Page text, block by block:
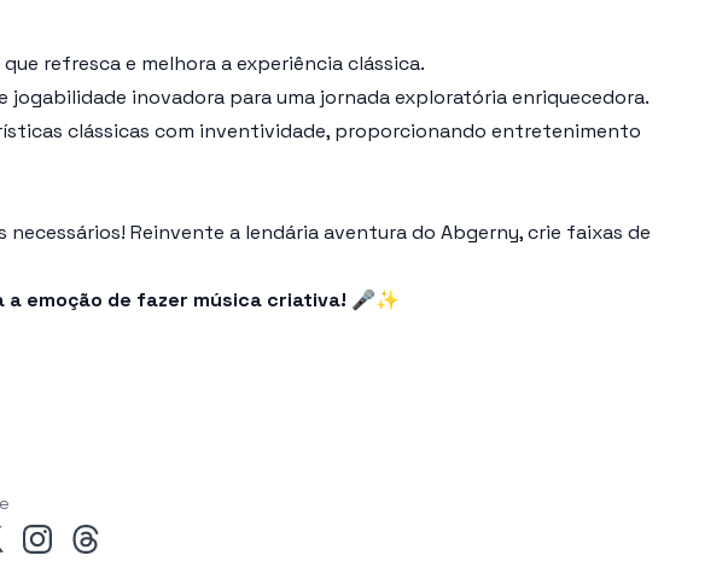
refresca e melhora a experiência clássica.
jogabilidade inovadora para uma jornada exploratória enriquecedora.
clássicas com inventividade, proporcionando entretenimento
Reinvente a lendária aventura do Abgerny, crie faixas de
a emoção de fazer música criativa! 🎤✨
instagramthreads